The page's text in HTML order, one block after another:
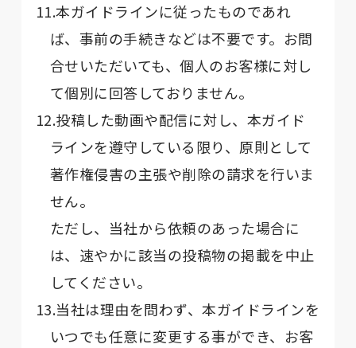
11.本ガイドラインに従ったものであれ
ば、事前の手続きなどは不要です。お問
合せいただいても、個人のお客様に対し
て個別に回答しておりません。
12.投稿した動画や配信に対し、本ガイド
ラインを遵守している限り、原則として
著作権侵害の主張や削除の請求を行いま
せん。
ただし、当社から依頼のあった場合に
は、速やかに該当の投稿物の掲載を中止
してください。
13.当社は理由を問わず、本ガイドラインを
いつでも任意に変更する事ができ、お客